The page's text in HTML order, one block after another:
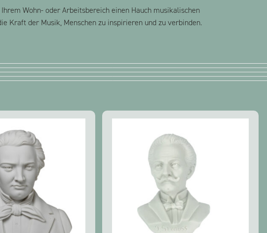
Wohn- oder Arbeitsbereich einen Hauch musikalischen
Kraft der Musik, Menschen zu inspirieren und zu verbinden.